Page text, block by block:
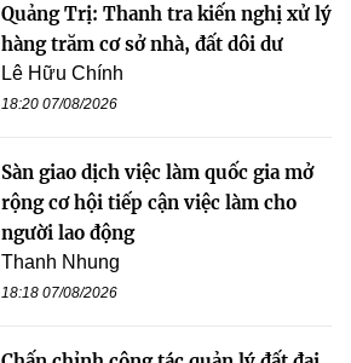
Quảng Trị: Thanh tra kiến nghị xử lý
hàng trăm cơ sở nhà, đất dôi dư
Lê Hữu Chính
18:20 07/08/2026
Sàn giao dịch việc làm quốc gia mở
rộng cơ hội tiếp cận việc làm cho
người lao động
Thanh Nhung
18:18 07/08/2026